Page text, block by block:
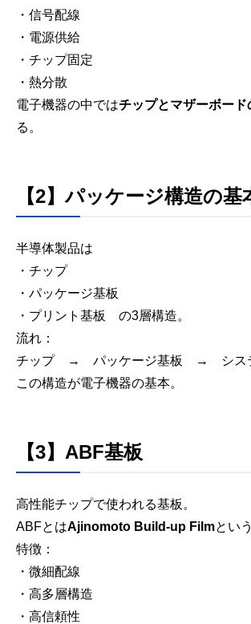
・信号配線
・電源供給
・チップ固定
・熱分散
電子機器の中ではチップとマザーボード
る。
【2】パッケージ構造の基
半導体製品は
・チップ
・パッケージ基板
・プリント基板 の3層構造。
流れ：
チップ → パッケージ基板 → シス
この構造が電子機器の基本。
【3】ABF基板
高性能チップで使われる基板。
ABFとはAjinomoto Build-up Filmとい
特徴：
・微細配線
・高多層構造
・高信頼性